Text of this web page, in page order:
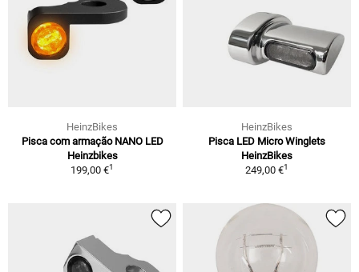
HeinzBikes
Pisca com armação NANO LED
Heinzbikes
199,00 €1
HeinzBikes
Pisca LED Micro Winglets
HeinzBikes
249,00 €1